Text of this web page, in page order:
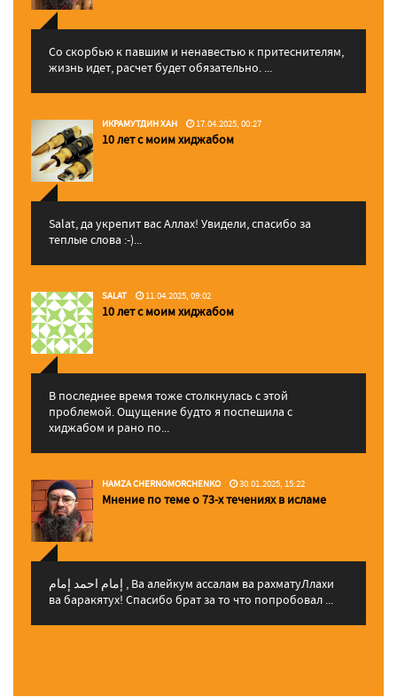
Со скорбью к павшим и ненавестью к притеснителям,
жизнь идет, расчет будет обязательно. ...
ИКРАМУТДИН ХАН 17.04.2025, 00:27
10 лет с моим хиджабом
Salat, да укрепит вас Аллаx! Увидели, спасибо за
теплые слова :-)...
SALAT 11.04.2025, 09:02
10 лет с моим хиджабом
В последнее время тоже столкнулась с этой
проблемой. Ощущение будто я поспешила с
хиджабом и рано по...
HAMZA CHERNOMORCHENKO 30.01.2025, 15:22
Мнение по теме о 73-х течениях в исламе
إمام احمد إمام , Ва алейкум ассалам ва рахматуЛлахи
ва баракятух! Спасибо брат за то что попробовал ...